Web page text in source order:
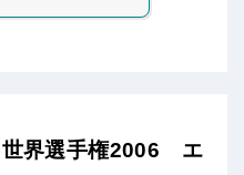
界選手権2006 エ